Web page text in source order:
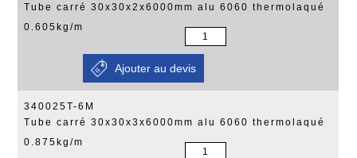
Tube carré 30x30x2x6000mm alu 6060 thermolaqué
0.605kg/m
340025T-6M
Tube carré 30x30x3x6000mm alu 6060 thermolaqué
0.875kg/m